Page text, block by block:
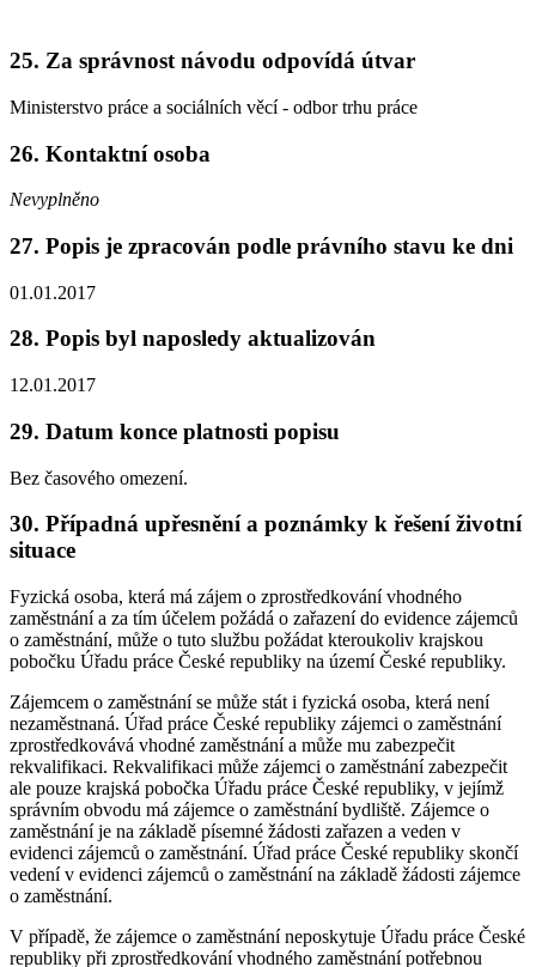
25. Za správnost návodu odpovídá útvar
Ministerstvo práce a sociálních věcí - odbor trhu práce
26. Kontaktní osoba
Nevyplněno
27. Popis je zpracován podle právního stavu ke dni
01.01.2017
28. Popis byl naposledy aktualizován
12.01.2017
29. Datum konce platnosti popisu
Bez časového omezení.
30. Případná upřesnění a poznámky k řešení životní
situace
Fyzická osoba, která má zájem o zprostředkování vhodného
zaměstnání a za tím účelem požádá o zařazení do evidence zájemců
o zaměstnání, může o tuto službu požádat kteroukoliv krajskou
pobočku Úřadu práce České republiky na území České republiky.
Zájemcem o zaměstnání se může stát i fyzická osoba, která není
nezaměstnaná. Úřad práce České republiky zájemci o zaměstnání
zprostředkovává vhodné zaměstnání a může mu zabezpečit
rekvalifikaci. Rekvalifikaci může zájemci o zaměstnání zabezpečit
ale pouze krajská pobočka Úřadu práce České republiky, v jejímž
správním obvodu má zájemce o zaměstnání bydliště. Zájemce o
zaměstnání je na základě písemné žádosti zařazen a veden v
evidenci zájemců o zaměstnání. Úřad práce České republiky skončí
vedení v evidenci zájemců o zaměstnání na základě žádosti zájemce
o zaměstnání.
V případě, že zájemce o zaměstnání neposkytuje Úřadu práce České
republiky při zprostředkování vhodného zaměstnání potřebnou